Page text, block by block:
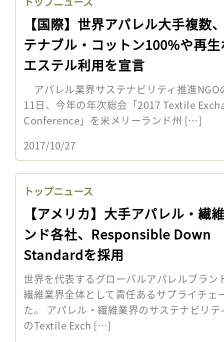
【国際】世界アパレル大手複数
テナブル・コットン100%や再
エステル利用を宣言
アパレル業界サステナビリティ推進
11日、今年の年次総会「2017 Textile
Conference」を米メリーランド州 […]
2017/10/27
トップニュース
【アメリカ】大手アパレル・繊
ンド各社、Responsible Down
Standardを採用
世界を代表するグローバルアパレルブラ
繊維業界全体として責任あるサプライチェ
た。 アパレル・繊維業界のサステナビリ
のTextile Exch […]